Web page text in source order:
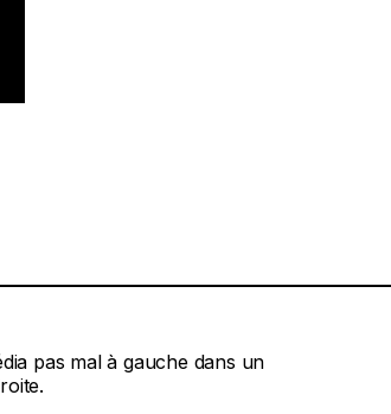
pas mal à gauche dans un